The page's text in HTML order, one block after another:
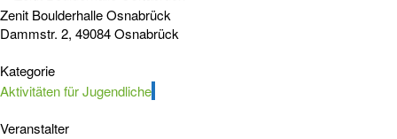
Zenit Boulderhalle Osnabrück
Dammstr. 2, 49084 Osnabrück
Kategorie
Aktivitäten für Jugendliche
Veranstalter